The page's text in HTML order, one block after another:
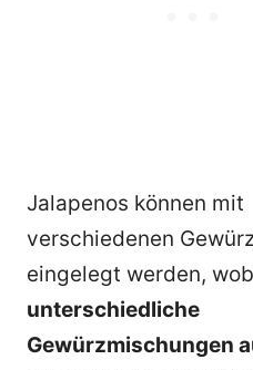
Jalapenos können mit
verschiedenen
eingelegt werden,
unterschiedliche
Gewürzmischungen